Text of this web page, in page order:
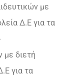
με
Δ.Ε για τα
με διετή
για τα